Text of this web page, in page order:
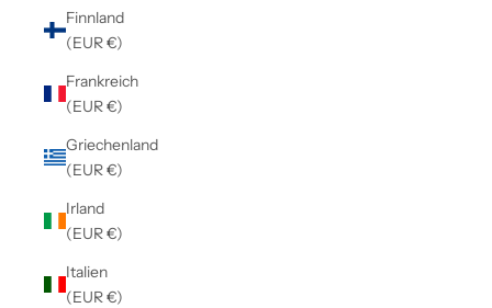
Finnland
(EUR €)
Frankreich
(EUR €)
Griechenland
(EUR €)
Irland
(EUR €)
Italien
(EUR €)